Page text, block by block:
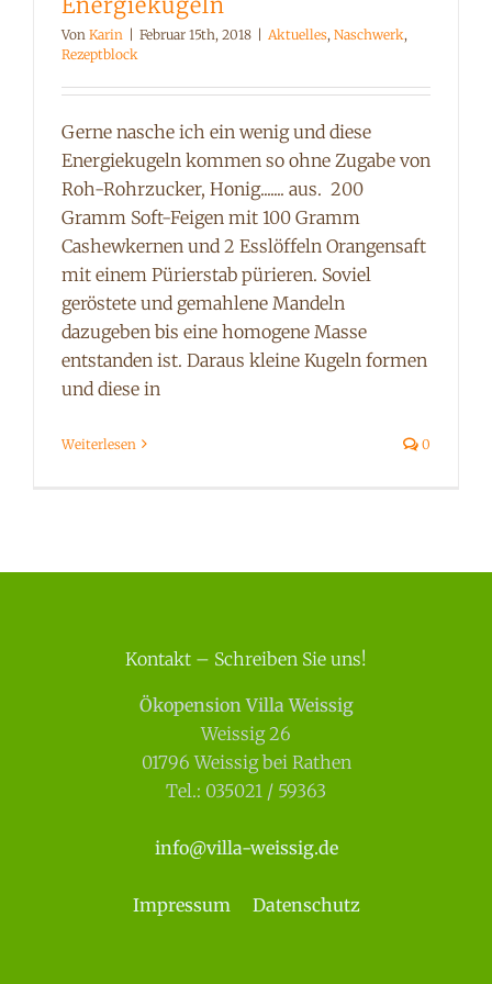
Von Karin Februar 15th, 2018 Aktuelles, Naschwerk,
Rezeptblock
Gerne nasche ich ein wenig und diese
Energiekugeln kommen so ohne Zugabe von
Roh-Rohrzucker, Honig....... aus. 200
Gramm Soft-Feigen mit 100 Gramm
Cashewkernen und 2 Esslöffeln Orangensaft
mit einem Pürierstab pürieren. Soviel
geröstete und gemahlene Mandeln
dazugeben bis eine homogene Masse
entstanden ist. Daraus kleine Kugeln formen
und diese in
Weiterlesen 0
Kontakt – Schreiben Sie uns!
Ökopension Villa Weissig
Weissig 26
01796 Weissig bei Rathen
Tel.: 035021 / 59363
info@villa-weissig.de
Impressum Datenschutz